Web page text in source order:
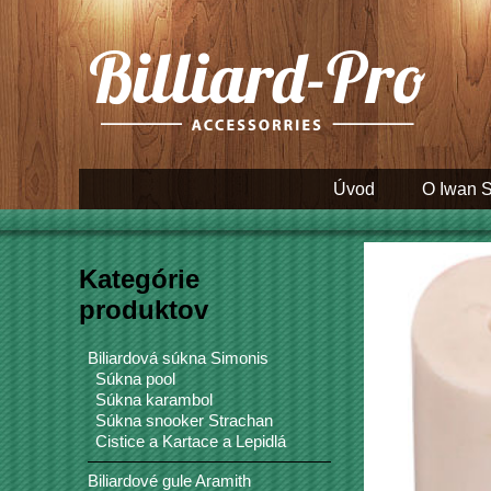
Úvod O Iwan
Kategórie
produktov
Biliardová súkna Simonis
Súkna pool
Súkna karambol
Súkna snooker Strachan
Cistice a Kartace a Lepidlá
Biliardové gule Aramith